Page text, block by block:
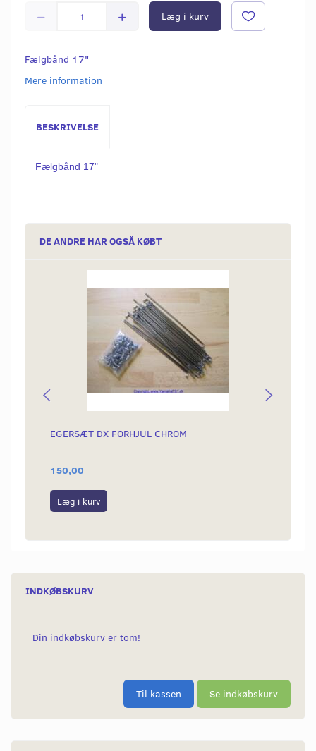
Læg i kurv
Fælgbånd 17"
Mere information
BESKRIVELSE
Fælgbånd 17"
DE ANDRE HAR OGSÅ KØBT
EGERSÆT DX FORHJUL CHROM
150,00
Læg i kurv
INDKØBSKURV
Din indkøbskurv er tom!
Til kassen Se indkøbskurv